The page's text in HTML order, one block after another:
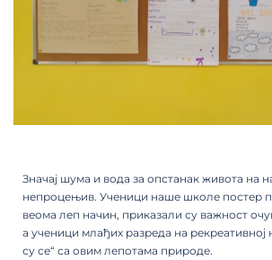
Значај шума и вода за опстанак живота на
непроцењив. Ученици наше школе постер
веома леп начин, приказали су важност
а ученици млађих разреда на рекреативној
су се“ са овим лепотама природе.